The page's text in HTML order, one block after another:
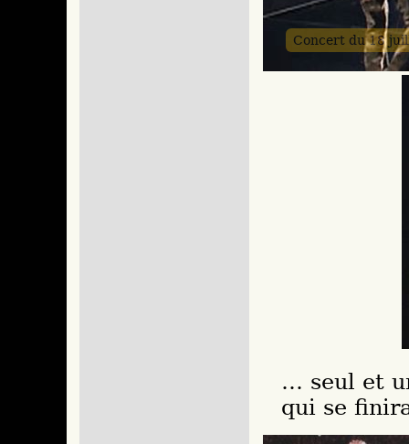
Concert du 18
… seul et
qui se